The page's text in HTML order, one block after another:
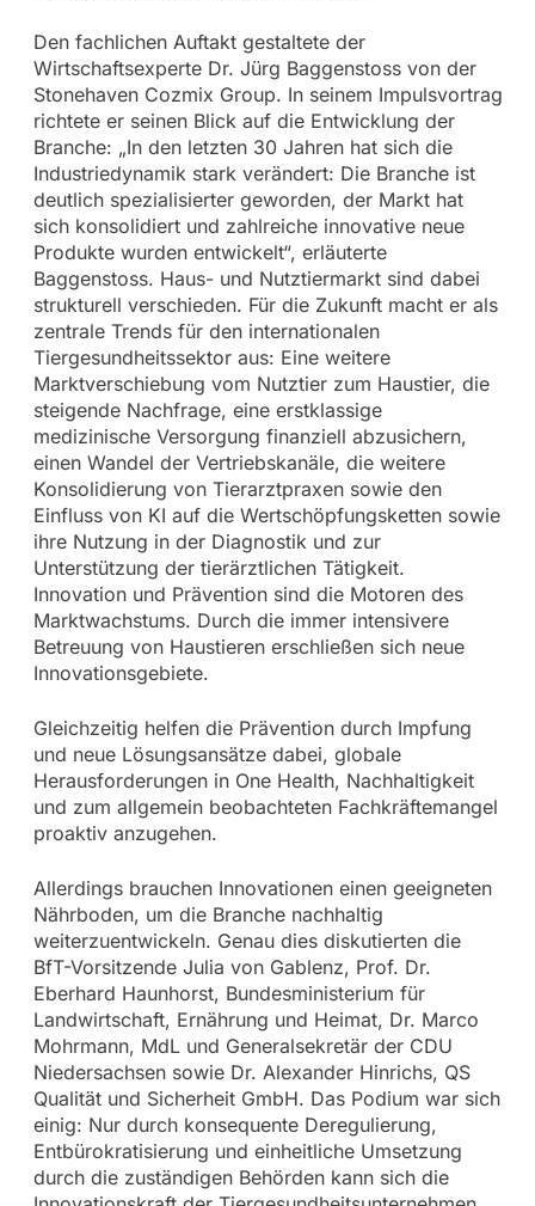
Den fachlichen Auftakt gestaltete der
Wirtschaftsexperte Dr. Jürg Baggenstoss von der
Stonehaven Cozmix Group. In seinem Impulsvortrag
richtete er seinen Blick auf die Entwicklung der
Branche: „In den letzten 30 Jahren hat sich die
Industriedynamik stark verändert: Die Branche ist
deutlich spezialisierter geworden, der Markt hat
sich konsolidiert und zahlreiche innovative neue
Produkte wurden entwickelt“, erläuterte
Baggenstoss. Haus- und Nutztiermarkt sind dabei
strukturell verschieden. Für die Zukunft macht er als
zentrale Trends für den internationalen
Tiergesundheitssektor aus: Eine weitere
Marktverschiebung vom Nutztier zum Haustier, die
steigende Nachfrage, eine erstklassige
medizinische Versorgung finanziell abzusichern,
einen Wandel der Vertriebskanäle, die weitere
Konsolidierung von Tierarztpraxen sowie den
Einfluss von KI auf die Wertschöpfungsketten sowie
ihre Nutzung in der Diagnostik und zur
Unterstützung der tierärztlichen Tätigkeit.
Innovation und Prävention sind die Motoren des
Marktwachstums. Durch die immer intensivere
Betreuung von Haustieren erschließen sich neue
Innovationsgebiete.
Gleichzeitig helfen die Prävention durch Impfung
und neue Lösungsansätze dabei, globale
Herausforderungen in One Health, Nachhaltigkeit
und zum allgemein beobachteten Fachkräftemangel
proaktiv anzugehen.
Allerdings brauchen Innovationen einen geeigneten
Nährboden, um die Branche nachhaltig
weiterzuentwickeln. Genau dies diskutierten die
BfT-Vorsitzende Julia von Gablenz, Prof. Dr.
Eberhard Haunhorst, Bundesministerium für
Landwirtschaft, Ernährung und Heimat, Dr. Marco
Mohrmann, MdL und Generalsekretär der CDU
Niedersachsen sowie Dr. Alexander Hinrichs, QS
Qualität und Sicherheit GmbH. Das Podium war sich
einig: Nur durch konsequente Deregulierung,
Entbürokratisierung und einheitliche Umsetzung
durch die zuständigen Behörden kann sich die